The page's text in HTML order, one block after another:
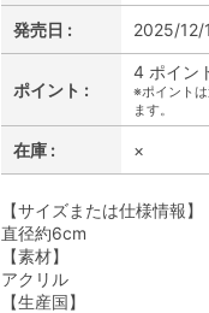
発売日 : 2025/12/
ポイント :
4 ポイン
※ポイント
ます。
在庫 : ×
【サイズまたは仕様情報】
直径約6cm
【素材】
アクリル
【生産国】